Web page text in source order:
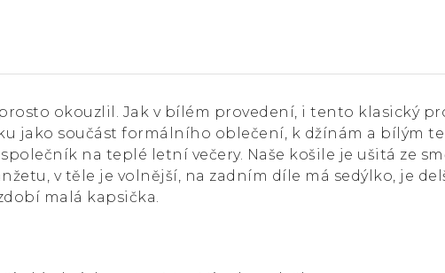
okouzlil. Jak v bílém provedení, i tento klasický
jako součást formálního oblečení, k džínám a bílým
na teplé letní večery. Naše košile je ušitá ze
v těle je volnější, na zadním díle má sedýlko, je
malá kapsička.